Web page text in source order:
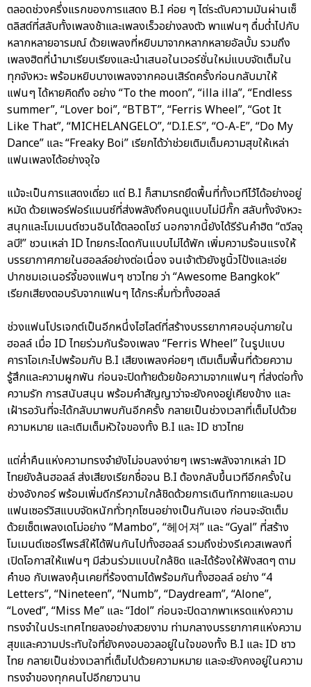
ตลอดช่วงครึ่งแรกของการแสดง B.I ค่อย ๆ ไต่ระดับความมันผ่านเซ็
ตลิสต์ที่สลับทั้งเพลงช้าและเพลงเร็วอย่างลงตัว พาแฟนๆ ดื่มด่ำไปกับ
หลากหลายอารมณ์ ด้วยเพลงที่หยิบมาจากหลากหลายอัลบั้ม รวมถึง
เพลงฮิตที่นำมาเรียบเรียงและนำเสนอในเวอร์ชั่นใหม่แบบจัดเต็มใน
ทุกจังหวะ พร้อมหยิบบางเพลงจากคอนเสิร์ตครั้งก่อนกลับมาให้
แฟนๆ ได้หายคิดถึง อย่าง “To the moon”, “illa illa”, “Endless
summer”, “Lover boi”, “BTBT”, “Ferris Wheel”, “Got It
Like That”, “MICHELANGELO”, “D.I.E.S”, “O-A-E”, “Do My
Dance” และ “Freaky Boi” เรียกได้ว่าช่วยเติมเต็มความสุขให้เหล่า
แฟนเพลงได้อย่างจุใจ
แม้จะเป็นการแสดงเดี่ยว แต่ B.I ก็สามารถยึดพื้นที่ทั้งเวทีไว้ได้อย่างอยู่
หมัด ด้วยเพอร์ฟอร์แมนซ์ที่ส่งพลังถึงคนดูแบบไม่มีกั๊ก สลับทั้งจังหวะ
สนุกและโมเมนต์ชวนอินได้ตลอดโชว์ นอกจากนี้ยังได้รีรันคำฮิต “ตวีลจุ
ลบี!” ชวนเหล่า ID ไทยกระโดดกันแบบไม่ได้พัก เพิ่มความร้อนแรงให้
บรรยากาศภายในฮอลล์อย่างต่อเนื่อง จนเจ้าตัวยังชูนิ้วโป้งและเอ่ย
ปากชมเอเนอร์จี้ของแฟนๆ ชาวไทย ว่า “Awesome Bangkok”
เรียกเสียงตอบรับจากแฟนๆ ได้กระหึ่มทั่วทั้งฮอลล์
ช่วงแฟนโปรเจกต์เป็นอีกหนึ่งไฮไลต์ที่สร้างบรรยากาศอบอุ่นภายใน
ฮอลล์ เมื่อ ID ไทยร่วมกันร้องเพลง “Ferris Wheel” ในรูปแบบ
คาราโอเกะไปพร้อมกับ B.I เสียงเพลงค่อยๆ เติมเต็มพื้นที่ด้วยความ
รู้สึกและความผูกพัน ก่อนจะปิดท้ายด้วยข้อความจากแฟนๆ ที่ส่งต่อทั้ง
ความรัก การสนับสนุน พร้อมคำสัญญาว่าจะยังคงอยู่เคียงข้าง และ
เฝ้ารอวันที่จะได้กลับมาพบกันอีกครั้ง กลายเป็นช่วงเวลาที่เต็มไปด้วย
ความหมาย และเติมเต็มหัวใจของทั้ง B.I และ ID ชาวไทย
แต่ค่ำคืนแห่งความทรงจำยังไม่จบลงง่ายๆ เพราะพลังจากเหล่า ID
ไทยยังล้นฮอลล์ ส่งเสียงเรียกชื่อจน B.I ต้องกลับขึ้นเวทีอีกครั้งใน
ช่วงอังกอร์ พร้อมเพิ่มดีกรีความใกล้ชิดด้วยการเดินทักทายและมอบ
แฟนเซอร์วิสแบบจัดหนักทั่วทุกโซนอย่างเป็นกันเอง ก่อนจะจัดเต็ม
ด้วยเซ็ตเพลงเดโม่อย่าง “Mambo”, “헤어져” และ “Gyal” ที่สร้าง
โมเมนต์เซอร์ไพรส์ให้ได้ฟินกันไปทั้งฮอลล์ รวมถึงช่วงรีเควสเพลงที่
เปิดโอกาสให้แฟนๆ มีส่วนร่วมแบบใกล้ชิด และได้ร้องให้ฟังสดๆ ตาม
คำขอ กับเพลงคุ้นเคยที่ร้องตามได้พร้อมกันทั้งฮอลล์ อย่าง “4
Letters”, “Nineteen”, “Numb”, “Daydream”, “Alone”,
“Loved”, “Miss Me” และ “Idol” ก่อนจะปิดฉากพาเหรดแห่งความ
ทรงจำในประเทศไทยลงอย่างสวยงาม ท่ามกลางบรรยากาศแห่งความ
สุขและความประทับใจที่ยังคงอบอวลอยู่ในใจของทั้ง B.I และ ID ชาว
ไทย กลายเป็นช่วงเวลาที่เต็มไปด้วยความหมาย และจะยังคงอยู่ในความ
ทรงจำของทุกคนไปอีกยาวนาน